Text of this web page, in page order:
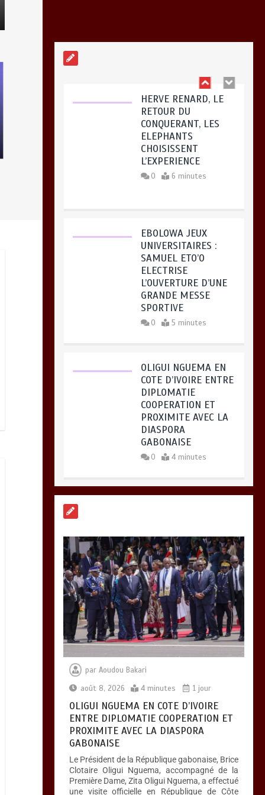
ELEPHANTS
6 minutes
EBOLOWA JEUX
UNIVERSITAIRES :
SAMUEL ETO’O
ELECTRISE
0 5 minutes
OLIGUI NGUEMA EN
COTE D’IVOIRE ENTRE
DIPLOMATIE
COOPERATION ET
PROXIMITE AVEC LA
0 4 minutes
MARTHE CECILE
MICCA FAIT
L’ANATOMIE DU
DÉSERTEUR DONALD
EFFOUDOU AWUSSI
HERVE RENARD, LE
RETOUR DU
CONQUERANT, LES
ELEPHANTS
CHOISISSENT
L’EXPERIENCE
0 6 minutes
par Aoudou Bakari
août 8, 2026
4 minutes 1 jour
OLIGUI NGUEMA EN COTE D’IVOIRE
ENTRE DIPLOMATIE COOPERATION ET
PROXIMITE AVEC LA DIASPORA
GABONAISE
Le Président de la République gabonaise, Brice
Clotaire Oligui Nguema, accompagné de la
Première Dame, Zita Oligui Nguema, a effectué
une visite officielle en République de Côte